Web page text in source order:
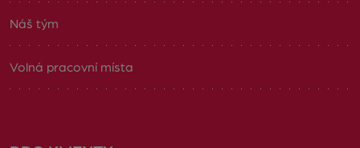
Náš tým
Volná pracovní místa